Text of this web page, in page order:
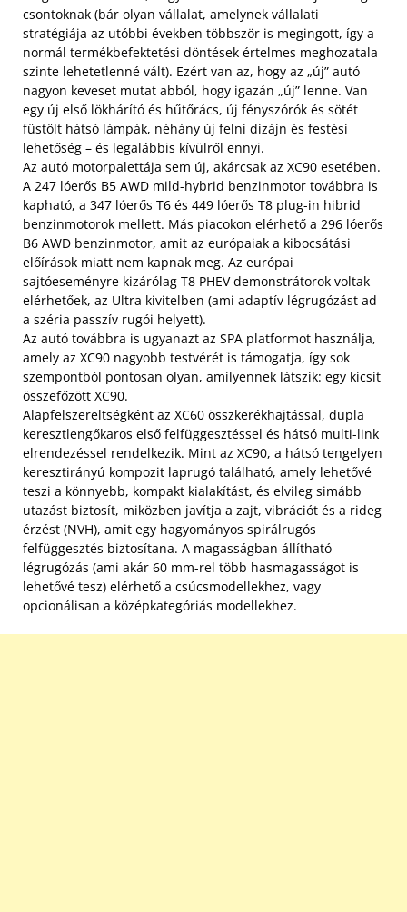
csontoknak (bár olyan vállalat, amelynek vállalati
stratégiája az utóbbi években többször is megingott, így a
normál termékbefektetési döntések értelmes meghozatala
szinte lehetetlenné vált). Ezért van az, hogy az „új” autó
nagyon keveset mutat abból, hogy igazán „új” lenne. Van
egy új első lökhárító és hűtőrács, új fényszórók és sötét
füstölt hátsó lámpák, néhány új felni dizájn és festési
lehetőség – és legalábbis kívülről ennyi.
Az autó motorpalettája sem új, akárcsak az XC90 esetében.
A 247 lóerős B5 AWD mild-hybrid benzinmotor továbbra is
kapható, a 347 lóerős T6 és 449 lóerős T8 plug-in hibrid
benzinmotorok mellett. Más piacokon elérhető a 296 lóerős
B6 AWD benzinmotor, amit az európaiak a kibocsátási
előírások miatt nem kapnak meg. Az európai
sajtóeseményre kizárólag T8 PHEV demonstrátorok voltak
elérhetőek, az Ultra kivitelben (ami adaptív légrugózást ad
a széria passzív rugói helyett).
Az autó továbbra is ugyanazt az SPA platformot használja,
amely az XC90 nagyobb testvérét is támogatja, így sok
szempontból pontosan olyan, amilyennek látszik: egy kicsit
összefőzött XC90.
Alapfelszereltségként az XC60 összkerékhajtással, dupla
keresztlengőkaros első felfüggesztéssel és hátsó multi-link
elrendezéssel rendelkezik. Mint az XC90, a hátsó tengelyen
keresztirányú kompozit laprugó található, amely lehetővé
teszi a könnyebb, kompakt kialakítást, és elvileg simább
utazást biztosít, miközben javítja a zajt, vibrációt és a rideg
érzést (NVH), amit egy hagyományos spirálrugós
felfüggesztés biztosítana. A magasságban állítható
légrugózás (ami akár 60 mm-rel több hasmagasságot is
lehetővé tesz) elérhető a csúcsmodellekhez, vagy
opcionálisan a középkategóriás modellekhez.